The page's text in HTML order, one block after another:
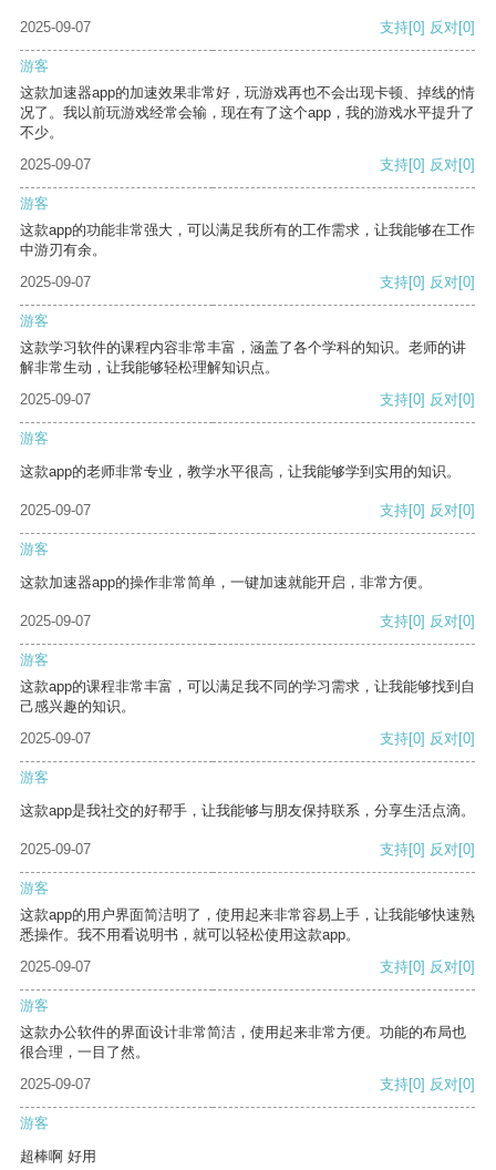
2025-09-07 支持[0] 反对[0]
游客
这款加速器app的加速效果非常好，玩游戏再也不会出现卡顿、掉线的情
况了。我以前玩游戏经常会输，现在有了这个app，我的游戏水平提升了
不少。
2025-09-07
支持[0] 反对[0]
游客
这款app的功能非常强大，可以满足我所有的工作需求，让我能够在工作
中游刃有余。
2025-09-07
支持[0] 反对[0]
游客
这款学习软件的课程内容非常丰富，涵盖了各个学科的知识。老师的讲
解非常生动，让我能够轻松理解知识点。
2025-09-07
支持[0] 反对[0]
游客
这款app的老师非常专业，教学水平很高，让我能够学到实用的知识。
2025-09-07 支持[0] 反对[0]
游客
这款加速器app的操作非常简单，一键加速就能开启，非常方便。
2025-09-07 支持[0] 反对[0]
游客
这款app的课程非常丰富，可以满足我不同的学习需求，让我能够找到自
己感兴趣的知识。
2025-09-07
支持[0] 反对[0]
游客
这款app是我社交的好帮手，让我能够与朋友保持联系，分享生活点滴。
2025-09-07 支持[0] 反对[0]
游客
这款app的用户界面简洁明了，使用起来非常容易上手，让我能够快速熟
悉操作。我不用看说明书，就可以轻松使用这款app。
2025-09-07
支持[0] 反对[0]
游客
这款办公软件的界面设计非常简洁，使用起来非常方便。功能的布局也
很合理，一目了然。
2025-09-07
支持[0] 反对[0]
游客
超棒啊 好用